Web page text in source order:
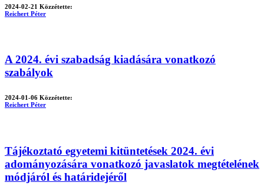
2024-02-21 Közzétette:
Reichert Péter
A 2024. évi szabadság kiadására vonatkozó
szabályok
2024-01-06 Közzétette:
Reichert Péter
Tájékoztató egyetemi kitüntetések 2024. évi
adományozására vonatkozó javaslatok megtételének
módjáról és határidejéről